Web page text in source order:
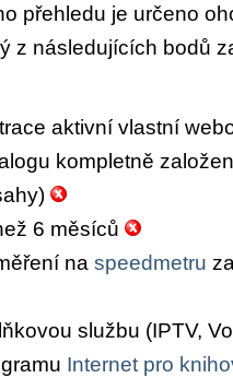
přehledu je určeno
z následujících bodů
aktivní vlastní
kompletně
6 měsíců
na speedmetru
službu (IPTV,
Internet pro